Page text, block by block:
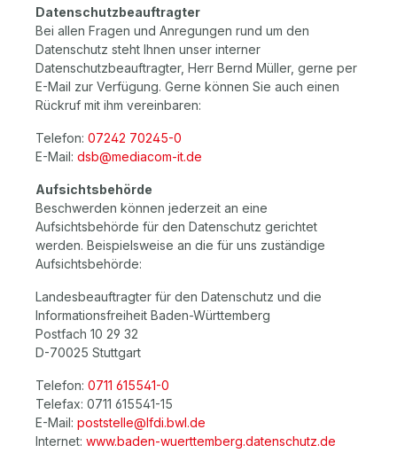
Datenschutzbeauftragter
Bei allen Fragen und Anregungen rund um den
Datenschutz steht Ihnen unser interner
Datenschutzbeauftragter, Herr Bernd Müller, gerne per
E-Mail zur Verfügung. Gerne können Sie auch einen
Rückruf mit ihm vereinbaren:
Telefon: 07242 70245-0
E-Mail: dsb@mediacom-it.de
Aufsichtsbehörde
Beschwerden können jederzeit an eine
Aufsichtsbehörde für den Datenschutz gerichtet
werden. Beispielsweise an die für uns zuständige
Aufsichtsbehörde:
Landesbeauftragter für den Datenschutz und die
Informationsfreiheit Baden-Württemberg
Postfach 10 29 32
D-70025 Stuttgart
Telefon: 0711 615541-0
Telefax: 0711 615541-15
E-Mail: poststelle@lfdi.bwl.de
Internet: www.baden-wuerttemberg.datenschutz.de